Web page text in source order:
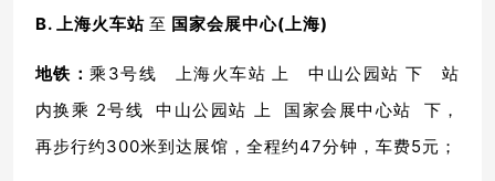
B. 上海火车站 至 国家会展中心(上海)
地铁：乘3号线 上海火车站 上 中山公园站 下 站
内换乘 2号线 中山公园站 上 国家会展中心站 下，
再步行约300米到达展馆，全程约47分钟，车费5元；